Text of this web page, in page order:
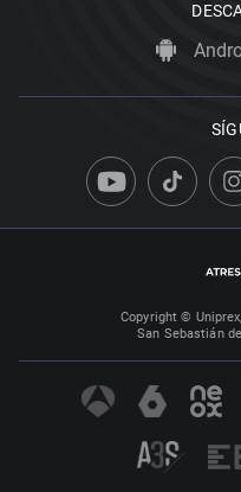
Copyright ©
San Sebastián